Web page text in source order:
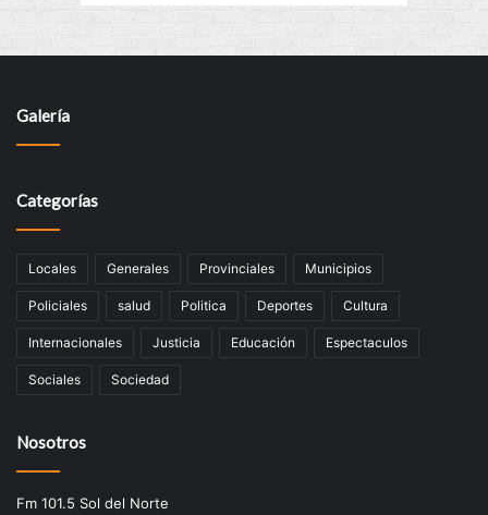
Galería
Categorías
Locales Generales Provinciales Municipios
Policiales salud Politica Deportes Cultura
Internacionales Justicia Educación Espectaculos
Sociales Sociedad
Nosotros
Fm 101.5 Sol del Norte